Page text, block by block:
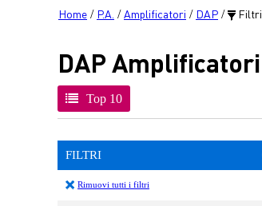
Home / P.A. /Amplificatori / DAP / Filtri
DAP Amplificatori
Top 10
FILTRI
Rimuovi tutti i filtri